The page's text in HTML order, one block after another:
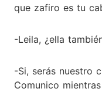
que zafiro es tu
-Leila, ¿ella
-Si, serás nuestro
Comunico